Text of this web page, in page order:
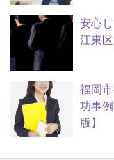
安心
江東
福岡
功事
版】